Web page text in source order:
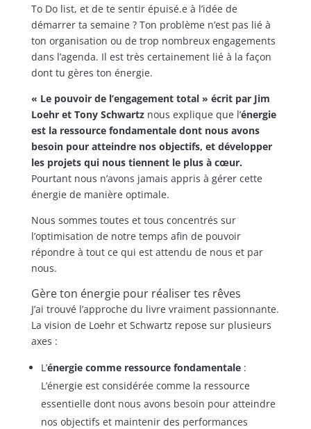
To Do list, et de te sentir épuisé.e à l’idée de
démarrer ta semaine ? Ton problème n’est pas lié à
ton organisation ou de trop nombreux engagements
dans l’agenda. Il est très certainement lié à la façon
dont tu gères ton énergie.
« Le pouvoir de l’engagement total » écrit par Jim
Loehr et Tony Schwartznous explique que l’énergie
est la ressource fondamentale dont nous avons
besoin pour atteindre nos objectifs, et développer
les projets qui nous tiennent le plus à cœur.
Pourtant nous n’avons jamais appris à gérer cette
énergie de manière optimale.
Nous sommes toutes et tous concentrés sur
l’optimisation de notre temps afin de pouvoir
répondre à tout ce qui est attendu de nous et par
nous.
Gère ton énergie pour réaliser tes rêves
J’ai trouvé l’approche du livre vraiment passionnante.
La vision de Loehr et Schwartz repose sur plusieurs
axes :
L’énergie comme ressource fondamentale:
L’énergie est considérée comme la ressource
essentielle dont nous avons besoin pour atteindre
nos objectifs et maintenir des performances